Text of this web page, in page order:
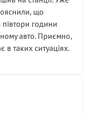
рідини потрібно
циліндром у
на техніці,
а як максимум —
елементарних
що
години
авто. Приємно,
в таких ситуаціях.